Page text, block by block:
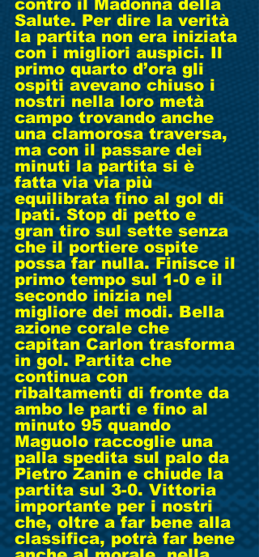
contro il Madonna della
Salute. Per dire la verità
la partita non era iniziata
con i migliori auspici. Il
primo quarto d’ora gli
ospiti avevano chiuso i
nostri nella loro metà
campo trovando anche
una clamorosa traversa,
ma con il passare dei
minuti la partita si è
fatta via via più
equilibrata fino al gol di
Ipati. Stop di petto e
gran tiro sul sette senza
che il portiere ospite
possa far nulla. Finisce il
primo tempo sul 1-0 e il
secondo inizia nel
migliore dei modi. Bella
azione corale che
capitan Carlon trasforma
in gol. Partita che
continua con
ribaltamenti di fronte da
ambo le parti e fino al
minuto 95 quando
Maguolo raccoglie una
palla spedita sul palo da
Pietro Zanin e chiude la
partita sul 3-0. Vittoria
importante per i nostri
che, oltre a far bene alla
classifica, potrà far bene